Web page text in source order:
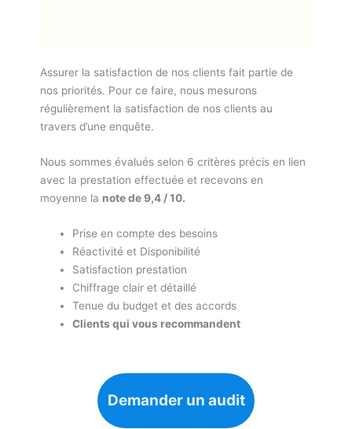
Assurer la satisfaction de nos clients fait partie de
nos priorités. Pour ce faire, nous mesurons
régulièrement la satisfaction de nos clients au
travers d’une enquête.
Nous sommes évalués selon 6 critères précis en lien
avec la prestation effectuée et recevons en
moyenne la note de 9,4 / 10.
Prise en compte des besoins
Réactivité et Disponibilité
Satisfaction prestation
Chiffrage clair et détaillé
Tenue du budget et des accords
Clients qui vous recommandent
Demander un audit